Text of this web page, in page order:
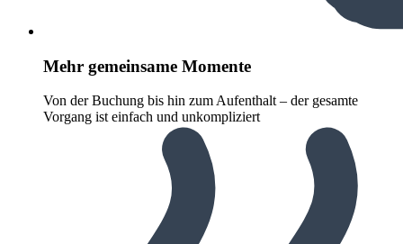
Mehr gemeinsame Momente
Von der Buchung bis hin zum Aufenthalt – der gesamte
Vorgang ist einfach und unkompliziert